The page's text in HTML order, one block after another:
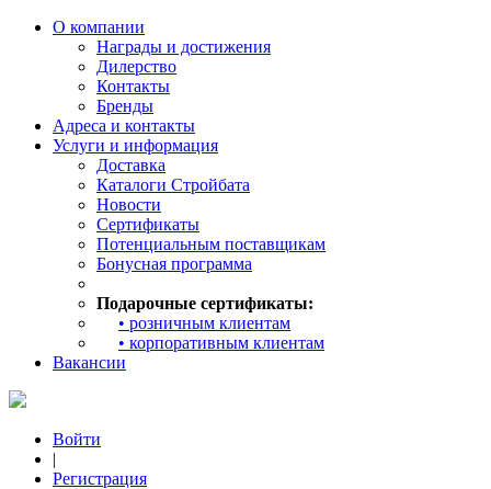
О компании
Награды и достижения
Дилерство
Контакты
Бренды
Адреса и контакты
Услуги и информация
Доставка
Каталоги Стройбата
Новости
Сертификаты
Потенциальным поставщикам
Бонусная программа
Подарочные сертификаты:
• розничным клиентам
• корпоративным клиентам
Вакансии
Войти
|
Регистрация